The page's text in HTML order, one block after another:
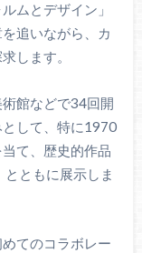
ムとデザイン」
追いながら、カ
します。
館などで34回開
して、特に1970
て、歴史的作品
ともに展示しま
てのコラボレー